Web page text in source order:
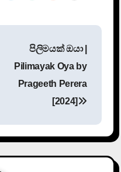
පිලිමයක් ඔයා |
Pilimayak Oya by
Prageeth Perera
[2024]